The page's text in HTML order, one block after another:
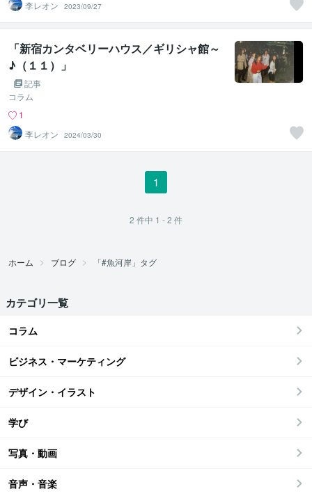
李レオン
2023/09/27
「新宿カンタベリーハウス／ギリシャ館～
♪（１１）」
記事
コラム
1
李レオン
2024/03/30
1
2 件中 1 - 2 件
ホーム ブログ 「#魚河岸」タグ
カテゴリ一覧
コラム
ビジネス・マーケティング
デザイン・イラスト
学び
写真・動画
音声・音楽